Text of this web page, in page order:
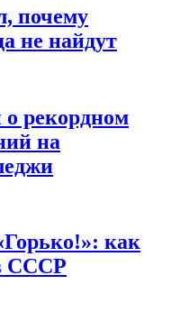
почему
не найдут
рекордном
на
как
СССР